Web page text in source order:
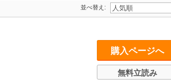
並べ替え:
購入ページへ
無料立読み